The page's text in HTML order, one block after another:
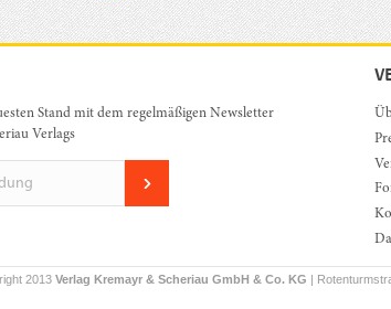
Stand mit dem regelmäßigen Newsletter
Verlags
2013 Verlag Kremayr & Scheriau GmbH & Co. KG |